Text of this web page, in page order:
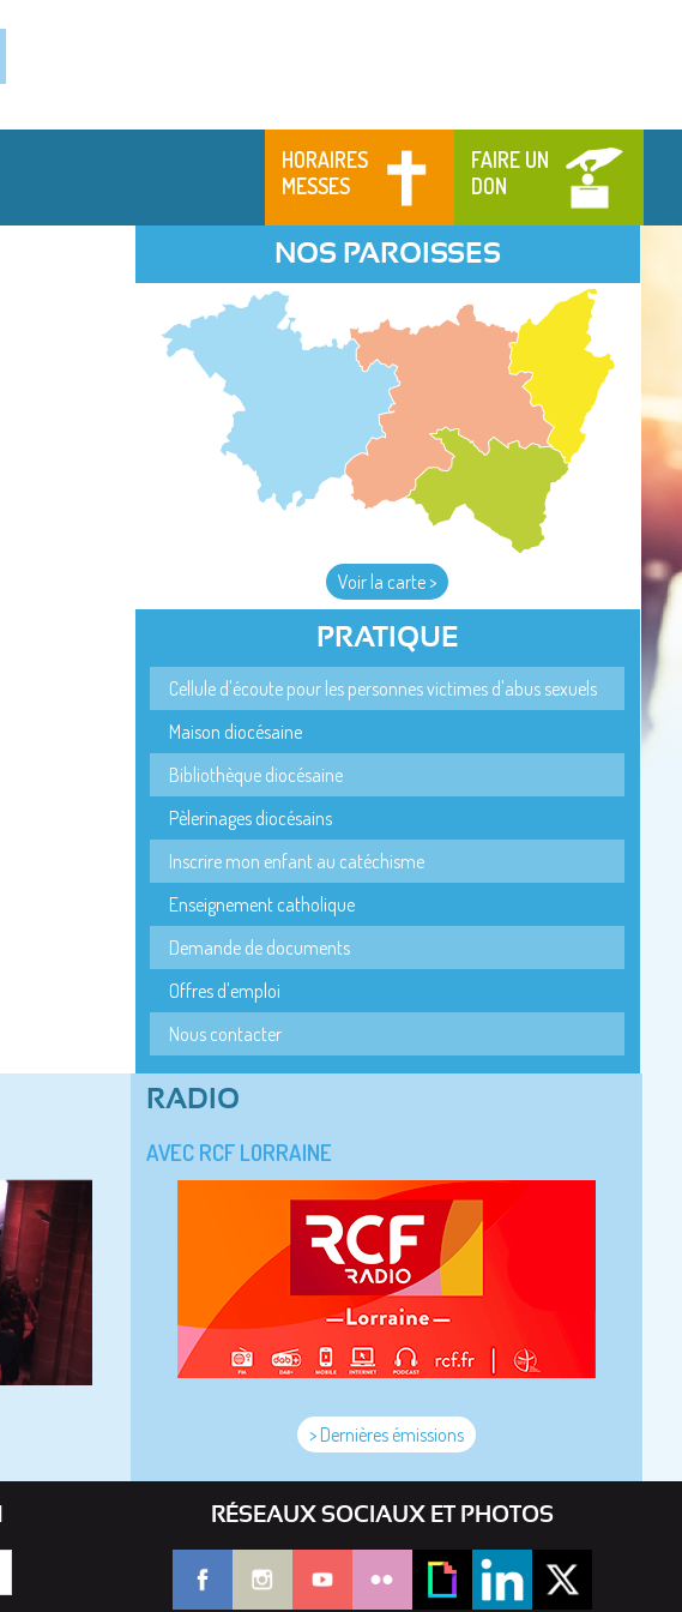
HORAIRES
MESSES
FAIRE UN
DON
NOS PAROISSES
Voir la carte >
PRATIQUE
Cellule d'écoute pour les personnes victimes d'abus sexuels
Maison diocésaine
Bibliothèque diocésaine
Pèlerinages diocésains
Inscrire mon enfant au catéchisme
Enseignement catholique
Demande de documents
Offres d'emploi
Nous contacter
RADIO
AVEC RCF LORRAINE
> Dernières émissions
RÉSEAUX SOCIAUX ET PHOTOS